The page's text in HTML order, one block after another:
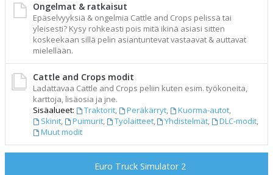
Ongelmat & ratkaisut
Epäselvyyksiä & ongelmia Cattle and Crops pelissä tai
yleisesti? Kysy rohkeasti pois mitä ikinä asiasi sitten
koskeekaan sillä pelin asiantuntevat vastaavat & auttavat
mielellään.
Cattle and Crops modit
Ladattavaa Cattle and Crops peliin kuten esim. työkoneita,
karttoja, lisäosia ja jne.
Sisäalueet:
Traktorit, Peräkärryt, Kuorma-autot,
Skinit, Puimurit, Työlaitteet, Yhdistelmät, DLC-modit,
Muut modit
Euro Truck Simulator 2